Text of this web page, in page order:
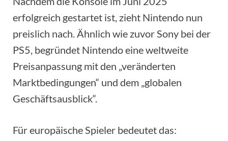
erfolgreich gestartet ist, zieht Nintendo nun
preislich nach. Ähnlich wie zuvor Sony bei der
PS5, begründet Nintendo eine weltweite
Preisanpassung mit den „veränderten
Marktbedingungen“ und dem „globalen
Geschäftsausblick“.
Für europäische Spieler bedeutet das: